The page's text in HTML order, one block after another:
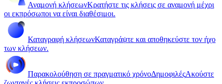
Αναμονή κλήσεωνΚρατήστε τις κλήσεις σε αναμονή μέχρι
οι εκπρόσωποι να είναι διαθέσιμοι.
Καταγραφή κλήσεωνΚαταγράψτε και αποθηκεύστε τον ήχο
των κλήσεων.
Παρακολούθηση σε πραγματικό χρόνοΔημοφιλέςΑκούστε